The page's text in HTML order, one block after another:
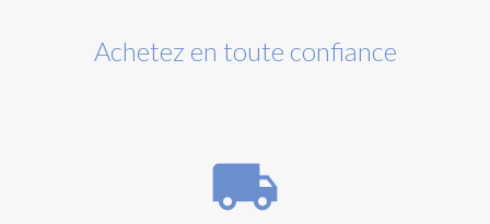
Achetez en toute confiance
local_shipping